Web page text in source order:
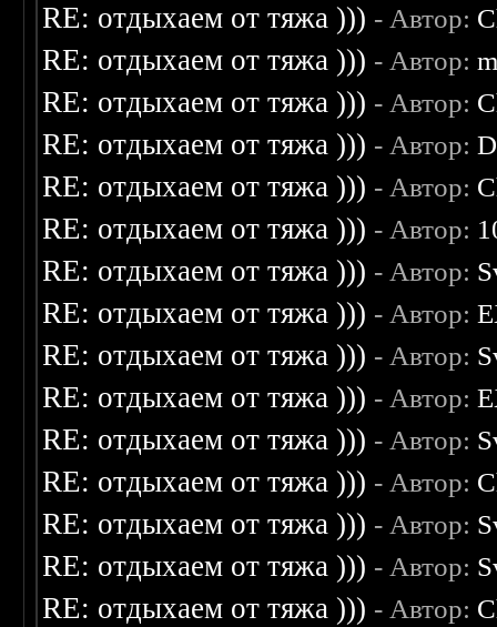
RE: отдыхаем от тяжа ))) - Автор:
RE: отдыхаем от тяжа ))) - Автор:
RE: отдыхаем от тяжа ))) - Автор:
RE: отдыхаем от тяжа ))) - Автор:
RE: отдыхаем от тяжа ))) - Автор:
RE: отдыхаем от тяжа ))) - Автор:
RE: отдыхаем от тяжа ))) - Автор:
RE: отдыхаем от тяжа ))) - Автор:
RE: отдыхаем от тяжа ))) - Автор:
RE: отдыхаем от тяжа ))) - Автор:
RE: отдыхаем от тяжа ))) - Автор:
RE: отдыхаем от тяжа ))) - Автор:
RE: отдыхаем от тяжа ))) - Автор:
RE: отдыхаем от тяжа ))) - Автор:
RE: отдыхаем от тяжа ))) - Автор: